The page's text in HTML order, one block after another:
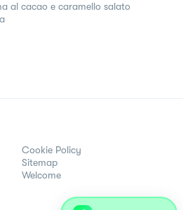
al cacao e caramello salato
Cookie Policy
Sitemap
Welcome